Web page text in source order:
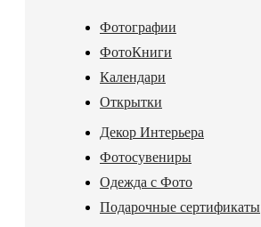
Фотографии
ФотоКниги
Календари
Открытки
Декор Интерьера
Фотосувениры
Одежда с Фото
Подарочные сертификаты